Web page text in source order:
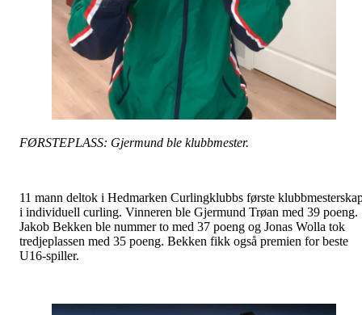
FØRSTEPLASS: Gjermund ble klubbmester.
11 mann deltok i Hedmarken Curlingklubbs første
i individuell curling. Vinneren ble Gjermund Trøan med 39 poeng.
Jakob Bekken ble nummer to med 37 poeng og Jonas Wolla tok
tredjeplassen med 35 poeng. Bekken fikk også premien for beste
U16-spiller.